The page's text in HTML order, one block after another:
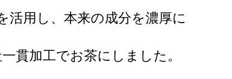
活用し、本来の成分を濃厚に
貫加工でお茶にしました。